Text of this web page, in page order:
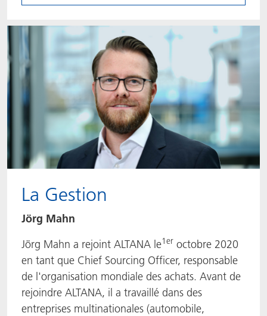
La Gestion
Jörg Mahn
Jörg Mahn a rejoint ALTANA le1er octobre 2020
en tant que Chief Sourcing Officer, responsable
de l'organisation mondiale des achats. Avant de
rejoindre ALTANA, il a travaillé dans des
entreprises multinationales (automobile,